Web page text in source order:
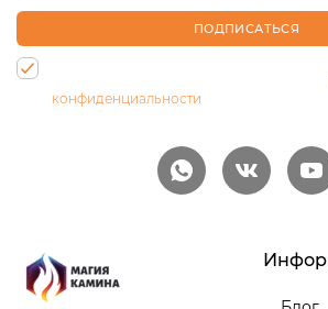
ПОДПИСАТЬСЯ
конфиденциальности